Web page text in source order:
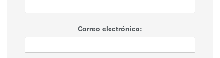
Correo electrónico: